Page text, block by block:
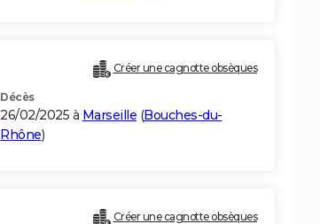
Créer une cagnotte obsèques
Décès
26/02/2025 à Marseille (Bouches-du-
Rhône)
Créer une cagnotte obsèques